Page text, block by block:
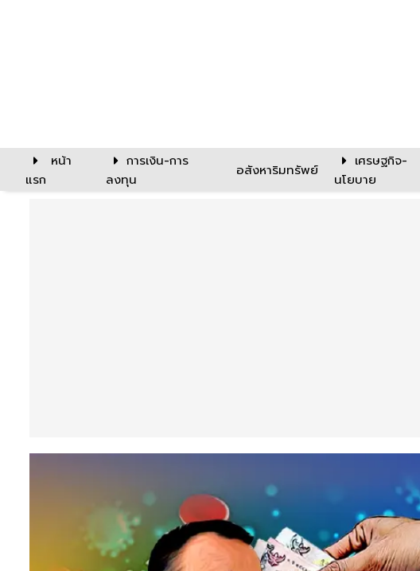
หน้า
แรก
การเงิน-การ
ลงทุน
อสังหาริมทรัพย์
เศรษฐกิจ-
นโยบาย